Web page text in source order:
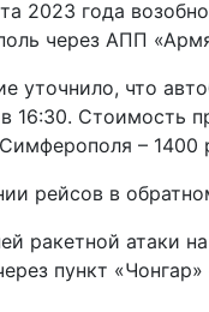
2023 года
через АПП
уточнило, что
16:30. Стоимость
– 1400
рейсов в
ракетной атаки
пункт